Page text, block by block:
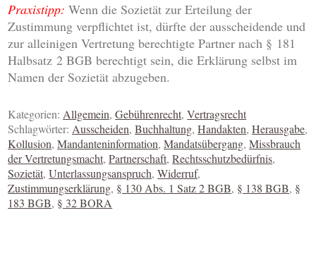
Praxistipp: Wenn die Sozietät zur Erteilung der
Zustimmung verpflichtet ist, dürfte der ausscheidende und
zur alleinigen Vertretung berechtigte Partner nach § 181
Halbsatz 2 BGB berechtigt sein, die Erklärung selbst im
Namen der Sozietät abzugeben.
Kategorien:Allgemein,Gebührenrecht,Vertragsrecht
Schlagwörter:Ausscheiden,Buchhaltung,Handakten,Herausgabe,
Kollusion,Mandanteninformation,Mandatsübergang,Missbrauch
der Vertretungsmacht,Partnerschaft,Rechtsschutzbedürfnis,
Sozietät,Unterlassungsanspruch,Widerruf,
Zustimmungserklärung, § 130 Abs. 1 Satz 2 BGB, § 138 BGB, §
183 BGB, § 32 BORA